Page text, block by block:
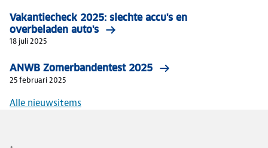
Vakantiecheck 2025: slechte accu's en
overbeladen auto's
18 juli 2025
ANWB Zomerbandentest 2025
25 februari 2025
Alle nieuwsitems